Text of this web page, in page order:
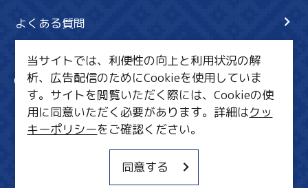
よくある質問
サイト内検索
共有
行きたいリスト
MICE・教育・観光事業者の皆様へ
当サイトでは、利便性の向上と利用状況の解
析、広告配信のためにCookieを使用していま
す。サイトを閲覧いただく際には、Cookieの使
用に同意いただく必要があります。詳細はクッ
キーポリシーをご確認ください。
同意する